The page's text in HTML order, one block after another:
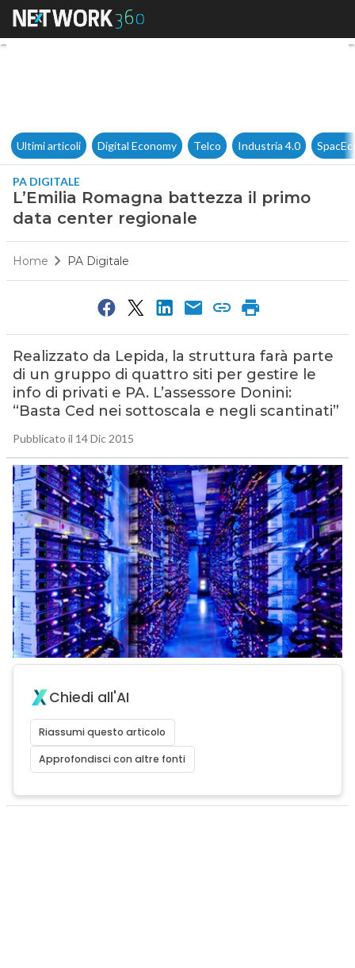
L’Emilia Romagna battezza
Ultimi articoli Digital Economy Telco Industria 4.0
PA DIGITALE
L’Emilia Romagna battezza il primo
data center regionale
Home PA Digitale
Realizzato da Lepida, la struttura farà parte
di un gruppo di quattro siti per gestire le
info di privati e PA. L’assessore Donini:
“Basta Ced nei sottoscala e negli scantinati”
Pubblicato il 14 Dic 2015
Chiedi all'AI
Riassumi questo articolo
Approfondisci con altre fonti